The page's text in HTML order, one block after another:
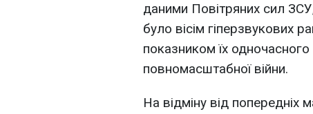
даними Повітряних сил
було вісім гіперзвукових
показником їх
повномасштабної війни.
На відміну від попередніх